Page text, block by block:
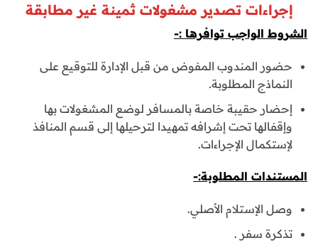
إجراءات تصدير مشغولات ثمينة غير مطابقة
الشروط الواجب توافرها :-
حضور المندوب المفوض من قبل الإدارة للتوقيع على
النماذج المطلوبة.
إحضار حقيبة خاصة بالمسافر لوضع المشغولات بها
وإقفالها تحت إشرافه تمهيدا لترحيلها إلى قسم المنافذ
لإستكمال الإجراءات.
المستندات المطلوبة:-
وصل الإستلام الأصلي.
تذكرة سفر .